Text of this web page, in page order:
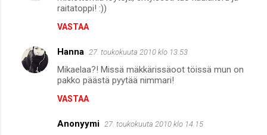
raitatoppi! :))
VASTAA
Hanna 27. toukokuuta 2010 klo 13.53
Mikaelaa?! Missä mäkkärissäoot töissä mun on
pakko päästä pyytää nimmari!
VASTAA
Anonyymi 27. toukokuuta 2010 klo 14.15